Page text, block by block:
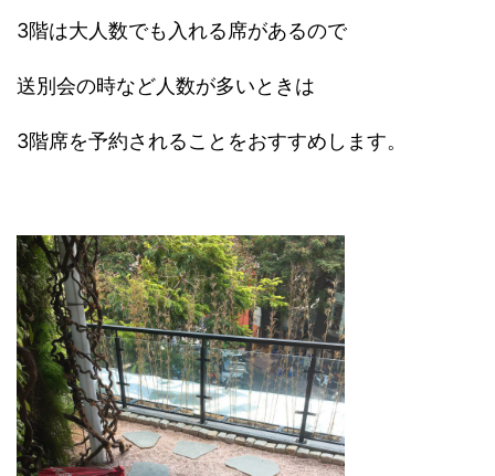
3階は大人数でも入れる席があるので
送別会の時など人数が多いときは
3階席を予約されることをおすすめします。